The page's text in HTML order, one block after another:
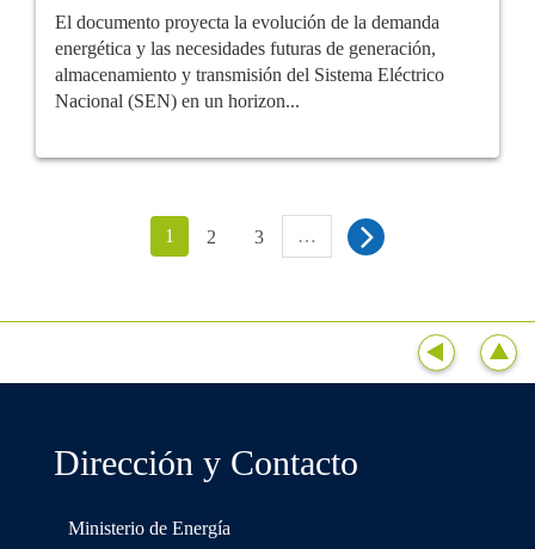
El documento proyecta la evolución de la demanda
energética y las necesidades futuras de generación,
almacenamiento y transmisión del Sistema Eléctrico
Nacional (SEN) en un horizon...
1 2 3 …
Dirección y Contacto
Ministerio de Energía